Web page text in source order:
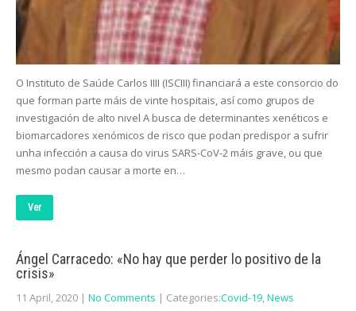
O Instituto de Saúde Carlos IIII (ISCIII) financiará a este consorcio do
que forman parte máis de vinte hospitais, así como grupos de
investigación de alto nivel A busca de determinantes xenéticos e
biomarcadores xenómicos de risco que podan predispor a sufrir
unha infección a causa do virus SARS-CoV-2 máis grave, ou que
mesmo podan causar a morte en…
Ver
Ángel Carracedo: «No hay que perder lo positivo de la
crisis»
11 April, 2020 | No Comments | Categories:Covid-19,News